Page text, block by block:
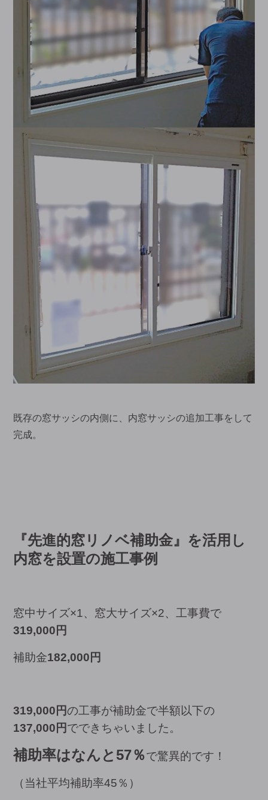
既存の窓サッシの内側に、内窓サッシの追加工事をして
完成。
『先進的窓リノベ補助金』を活用し
内窓を設置の施工事例
窓中サイズ×1、窓大サイズ×2、工事費で
319,000円
補助金182,000円
319,000円の工事が補助金で半額以下の
137,000円でできちゃいました。
補助率はなんと57％で驚異的です！
（当社平均補助率45％）